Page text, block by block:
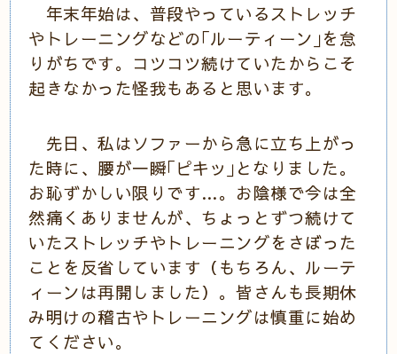
年末年始は、普段やっているストレッチ
やトレーニングなどの｢ルーティーン｣を怠
りがちです。コツコツ続けていたからこそ
起きなかった怪我もあると思います。
先日、私はソファーから急に立ち上がっ
た時に、腰が一瞬｢ピキッ｣となりました。
お恥ずかしい限りです…。お陰様で今は全
然痛くありませんが、ちょっとずつ続けて
いたストレッチやトレーニングをさぼった
ことを反省しています（もちろん、ルーテ
ィーンは再開しました）。皆さんも長期休
み明けの稽古やトレーニングは慎重に始め
てください。